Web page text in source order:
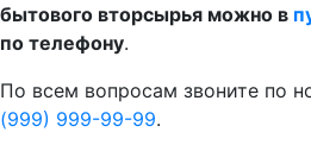
бытового вторсырья можно в
по телефону.
По всем вопросам звоните по
(999) 999-99-99.